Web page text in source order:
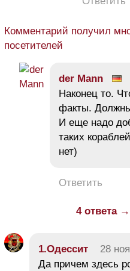
Комментарий получил
посетителей
der Mann
Наконец то.
факты.
И еще надо
таких
нет)
Ответить
4 ответа →
1.Одессит 28
Да причем здесь